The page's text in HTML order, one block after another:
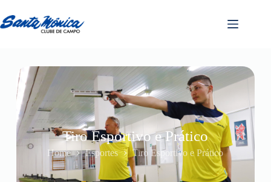
Tiro Esportivo e Prático
Home Esportes Tiro Esportivo e Prático